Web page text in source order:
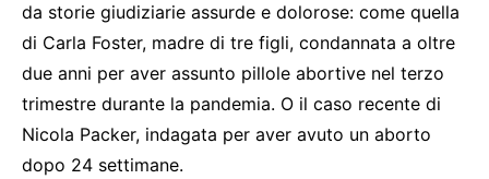
da storie giudiziarie assurde e dolorose: come quella
di Carla Foster, madre di tre figli, condannata a oltre
due anni per aver assunto pillole abortive nel terzo
trimestre durante la pandemia. O il caso recente di
Nicola Packer, indagata per aver avuto un aborto
dopo 24 settimane.